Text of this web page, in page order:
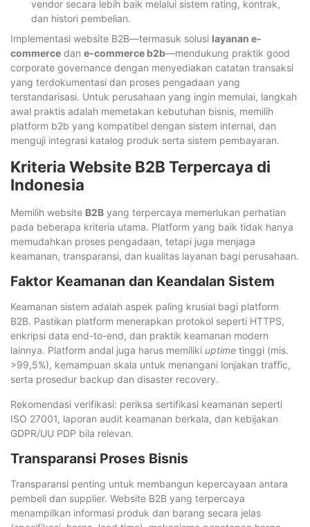
vendor secara lebih baik melalui sistem rating, kontrak,
dan histori pembelian.
Implementasi website B2B—termasuk solusi layanan e-
commerce dan e-commerce b2b—mendukung praktik good
corporate governance dengan menyediakan catatan transaksi
yang terdokumentasi dan proses pengadaan yang
terstandarisasi. Untuk perusahaan yang ingin memulai, langkah
awal praktis adalah memetakan kebutuhan bisnis, memilih
platform b2b yang kompatibel dengan sistem internal, dan
menguji integrasi katalog produk serta sistem pembayaran.
Kriteria Website B2B Terpercaya di
Indonesia
Memilih website B2B yang terpercaya memerlukan perhatian
pada beberapa kriteria utama. Platform yang baik tidak hanya
memudahkan proses pengadaan, tetapi juga menjaga
keamanan, transparansi, dan kualitas layanan bagi perusahaan.
Faktor Keamanan dan Keandalan Sistem
Keamanan sistem adalah aspek paling krusial bagi platform
B2B. Pastikan platform menerapkan protokol seperti HTTPS,
enkripsi data end-to-end, dan praktik keamanan modern
lainnya. Platform andal juga harus memiliki uptime tinggi (mis.
>99,5%), kemampuan skala untuk menangani lonjakan traffic,
serta prosedur backup dan disaster recovery.
Rekomendasi verifikasi: periksa sertifikasi keamanan seperti
ISO 27001, laporan audit keamanan berkala, dan kebijakan
GDPR/UU PDP bila relevan.
Transparansi Proses Bisnis
Transparansi penting untuk membangun kepercayaan antara
pembeli dan supplier. Website B2B yang terpercaya
menampilkan informasi produk dan barang secara jelas